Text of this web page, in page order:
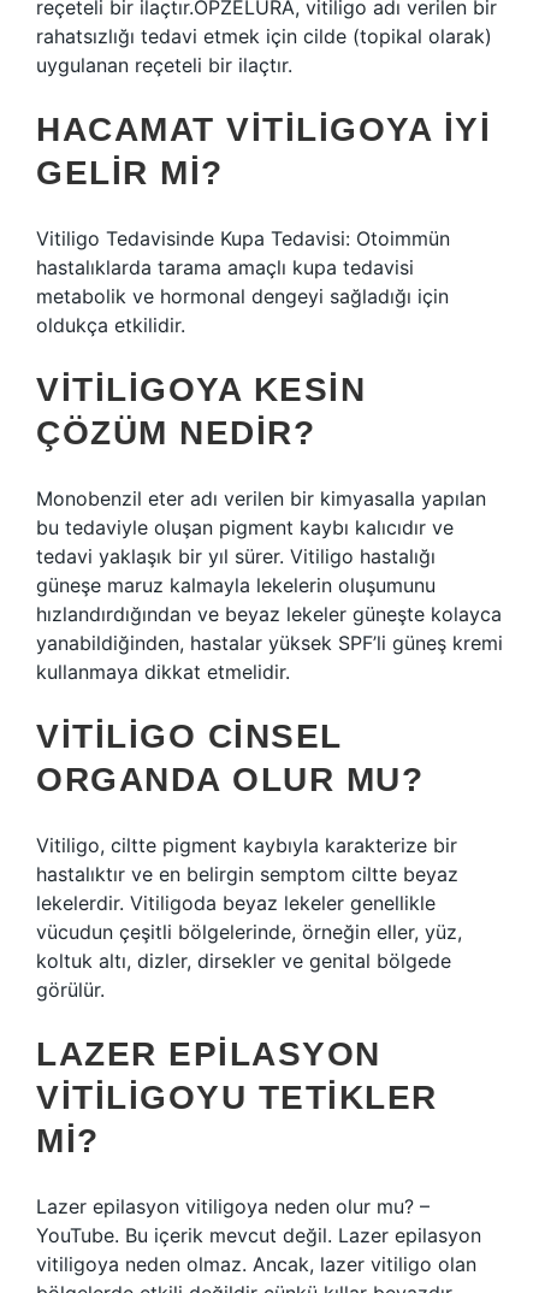
reçeteli bir ilaçtır.OPZELURA, vitiligo adı verilen bir
rahatsızlığı tedavi etmek için cilde (topikal olarak)
uygulanan reçeteli bir ilaçtır.
HACAMAT VITILIGOYA IYI
GELIR MI?
Vitiligo Tedavisinde Kupa Tedavisi: Otoimmün
hastalıklarda tarama amaçlı kupa tedavisi
metabolik ve hormonal dengeyi sağladığı için
oldukça etkilidir.
VITILIGOYA KESIN
ÇÖZÜM NEDIR?
Monobenzil eter adı verilen bir kimyasalla yapılan
bu tedaviyle oluşan pigment kaybı kalıcıdır ve
tedavi yaklaşık bir yıl sürer. Vitiligo hastalığı
güneşe maruz kalmayla lekelerin oluşumunu
hızlandırdığından ve beyaz lekeler güneşte kolayca
yanabildiğinden, hastalar yüksek SPF’li güneş kremi
kullanmaya dikkat etmelidir.
VITILIGO CINSEL
ORGANDA OLUR MU?
Vitiligo, ciltte pigment kaybıyla karakterize bir
hastalıktır ve en belirgin semptom ciltte beyaz
lekelerdir. Vitiligoda beyaz lekeler genellikle
vücudun çeşitli bölgelerinde, örneğin eller, yüz,
koltuk altı, dizler, dirsekler ve genital bölgede
görülür.
LAZER EPILASYON
VITILIGOYU TETIKLER
MI?
Lazer epilasyon vitiligoya neden olur mu? –
YouTube. Bu içerik mevcut değil. Lazer epilasyon
vitiligoya neden olmaz. Ancak, lazer vitiligo olan